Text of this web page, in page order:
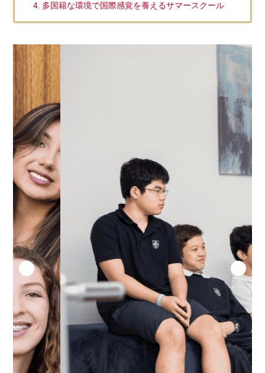
多国籍な環境で国際感覚を養えるサマースクール